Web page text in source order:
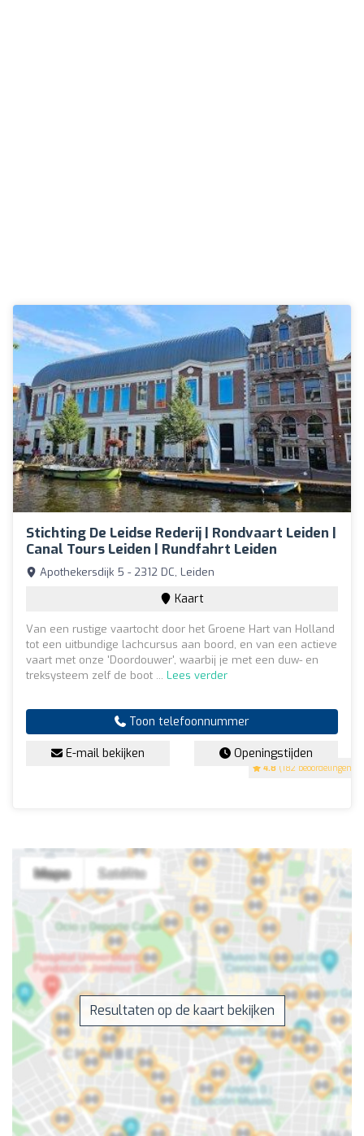
Stichting De Leidse Rederij | Rondvaart Leiden |
Canal Tours Leiden | Rundfahrt Leiden
4.8 (182 beoordelingen)
Apothekersdijk 5 - 2312 DC, Leiden
Kaart
Van een rustige vaartocht door het Groene Hart van Holland
tot een uitbundige lachcursus aan boord, en van een actieve
vaart met onze 'Doordouwer', waarbij je met een duw- en
treksysteem zelf de boot ... Lees verder
Toon telefoonnummer
E-mail bekijken Openingstijden
Resultaten op de kaart bekijken